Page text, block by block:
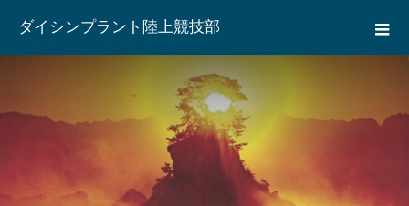
ダイシンプラント陸上競技部